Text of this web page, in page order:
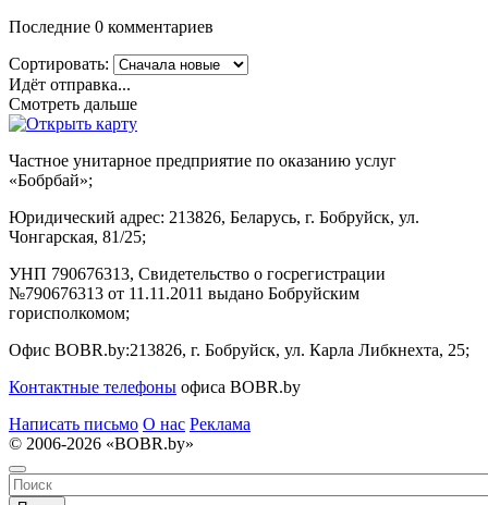
Последние 0 комментариев
Сортировать:
Идёт отправка...
Смотреть дальше
Частное унитарное предприятие по оказанию услуг
«Бобрбай»;
Юридический адрес: 213826, Беларусь, г. Бобруйск, ул.
Чонгарская, 81/25;
УНП 790676313, Свидетельство о госрегистрации
№790676313 от 11.11.2011 выдано Бобруйским
горисполкомом;
Офис BOBR.by:213826, г. Бобруйск, ул. Карла Либкнехта, 25;
Контактные телефоны офиса BOBR.by
Написать письмо О нас Реклама
© 2006-2026 «BOBR.by»